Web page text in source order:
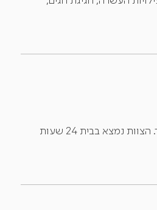
הצוות הותיק והאיכותי מתמחה בתחום הגריאטרי ומעניק עזרה, טיפול רפואי ויחס אישי וחם לכל דייר ודייר. הצוות נמצא בבית 24 שעות